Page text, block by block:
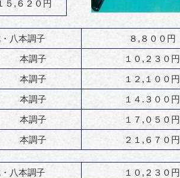
５,６２０円
八本調子
８,８００円
本調子
１０,２３０円
本調子
１２,１００円
本調子
１４.３００円
本調子
１７,０５０円
本調子
２１,６７０円
八本調子
１０,２３０円